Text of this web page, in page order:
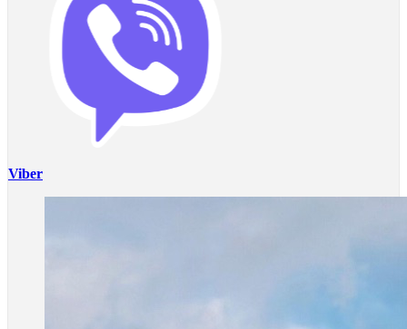
Viber